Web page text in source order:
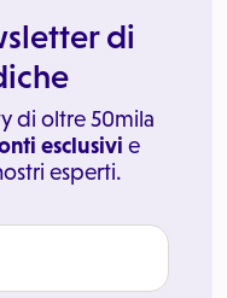
di
di oltre 50mila
esclusivi e
esperti.